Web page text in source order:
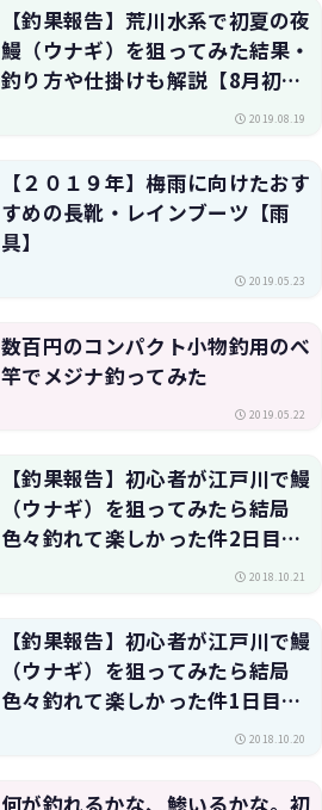
【釣果報告】荒川水系で初夏の夜
鰻（ウナギ）を狙ってみた結果・
釣り方や仕掛けも解説【8月初
2019.08.19
【２０１９年】梅雨に向けたおす
すめの長靴・レインブーツ【雨
具】
2019.05.23
数百円のコンパクト小物釣用のべ
竿でメジナ釣ってみた
2019.05.22
【釣果報告】初心者が江戸川で鰻
（ウナギ）を狙ってみたら結局
色々釣れて楽しかった件2日目・
2018.10.21
【釣果報告】初心者が江戸川で鰻
（ウナギ）を狙ってみたら結局
色々釣れて楽しかった件1日目・
2018.10.20
何が釣れるかな、鯵いるかな。初